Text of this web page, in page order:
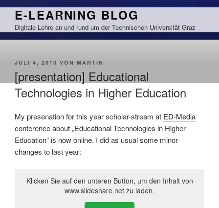
Zum
springen
E-LEARNING BLOG
Digitale Lehre an und rund um der Technischen Universität Graz
VERÖFFENTLICHT
JULI 4, 2013 VON MARTIN
[presentation] Educational
Technologies in Higher Education
My presenation for this year scholar-stream at ED-Media
conference about „Educational Technologies in Higher
Education“ is now online. I did as usual some minor
changes to last year:
Klicken Sie auf den unteren Button, um den Inhalt von
www.slideshare.net zu laden.